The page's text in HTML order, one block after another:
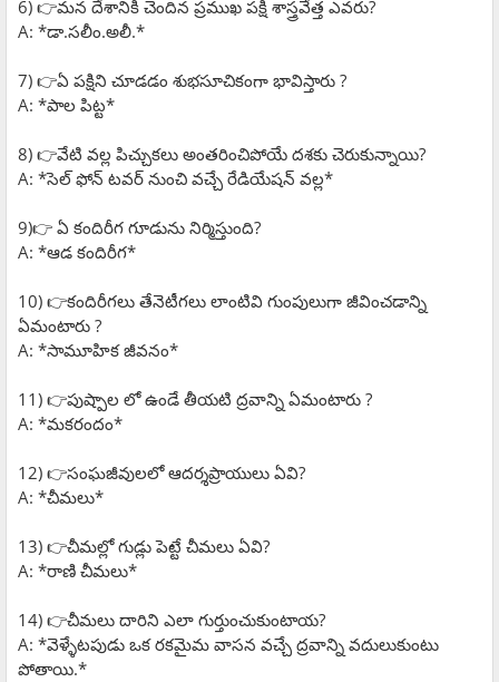
6) 👉మన దేశానికి చెందిన ప్రముఖ పక్షి శాస్త్రవేత్త ఎవరు?
A: *డా.సలీం.అలీ.*
7) 👉ఏ పక్షిని చూడడం శుభసూచికంగా భావిస్తారు ?
A: *పాల పిట్ట*
8) 👉వేటి వల్ల పిచ్చుకలు అంతరించిపోయే దశకు చెరుకున్నాయి?
A: *సెల్ ఫోన్ టవర్ నుంచి వచ్చే రేడియేషన్ వల్ల*
9)👉 ఏ కందిరీగ గూడును నిర్మిస్తుంది?
A: *ఆడ కందిరీగ*
10) 👉కందిరీగలు తేనెటీగలు లాంటివి గుంపులుగా జీవించడాన్ని
ఏమంటారు ?
A: *సామూహిక జీవనం*
11) 👉పుష్పాల లో ఉండే తీయటి ద్రవాన్ని ఏమంటారు ?
A: *మకరందం*
12) 👉సంఘజీవులలో ఆదర్శప్రాయులు ఏవి?
A: *చీమలు*
13) 👉చీమల్లో గుడ్లు పెట్టే చీమలు ఏవి?
A: *రాణి చీమలు*
14) 👉చీమలు దారిని ఎలా గుర్తుంచుకుంటాయ?
A: *వెళ్ళేటపుడు ఒక రకమైమ వాసన వచ్చే ద్రవాన్ని వదులుకుంటు
పోతాయి.*